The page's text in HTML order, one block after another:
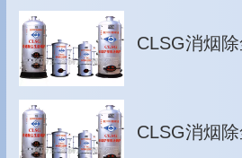
CLSG消烟
CLSG消烟